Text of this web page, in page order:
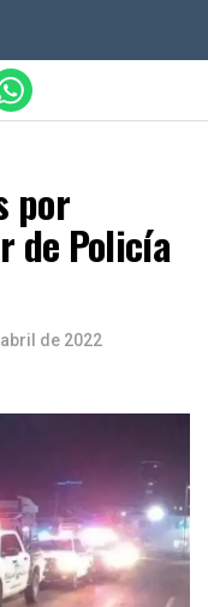
por
de Policía
de 2022